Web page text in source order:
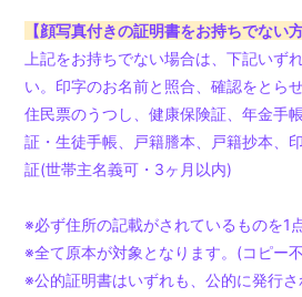
【顔写真付きの証明書をお持ちでない
上記をお持ちでない場合は、下記いず
い。印字のお名前と照合、確認をとら
住民票のうつし、健康保険証、年金手
証・生徒手帳、戸籍謄本、戸籍抄本、
証(世帯主名義可・3ヶ月以内)
※必ず住所の記載がされているものを1
※全て原本が対象となります。(コピー
※公的証明書はいずれも、公的に発行さ